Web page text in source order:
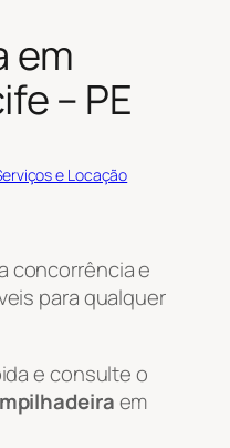
em
– PE
e Locação
concorrência e
para qualquer
e consulte o
em